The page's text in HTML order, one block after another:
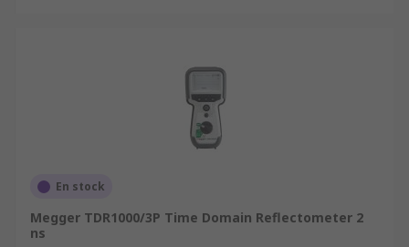
En stock
Megger TDR1000/3P Time Domain Reflectometer 2
ns